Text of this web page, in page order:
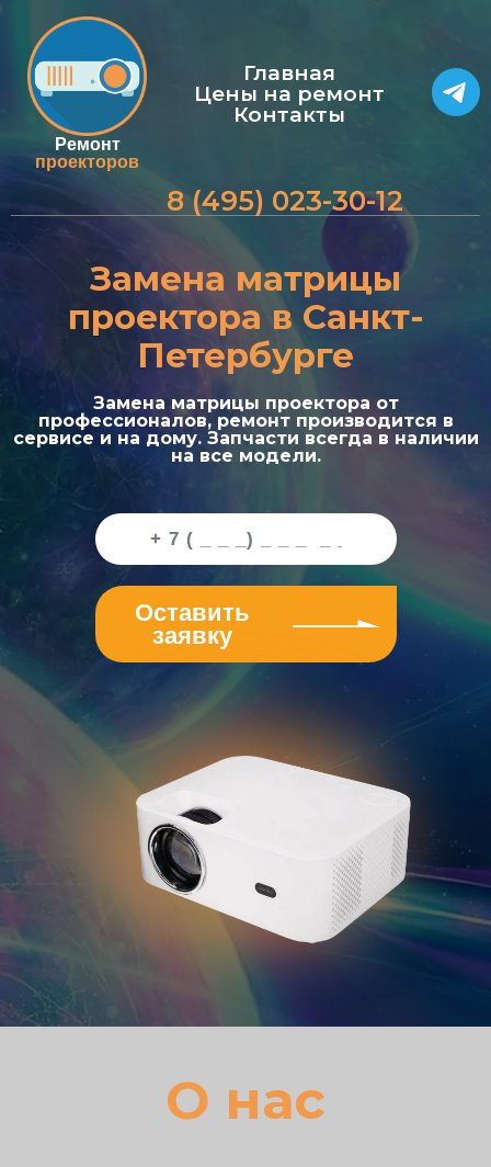
Ремонт
проекторов
Главная
Цены на ремонт
Контакты
8 (495) 023-30-12
Замена матрицы
проектора в Санкт-
Петербурге
Замена матрицы проектора от
профессионалов, ремонт производится в
сервисе и на дому. Запчасти всегда в наличии
на все модели.
Оставить
заявку
О нас